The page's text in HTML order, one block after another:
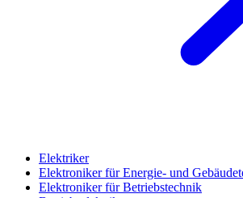
Elektriker
Elektroniker für Energie- und
Elektroniker für Betriebstechnik